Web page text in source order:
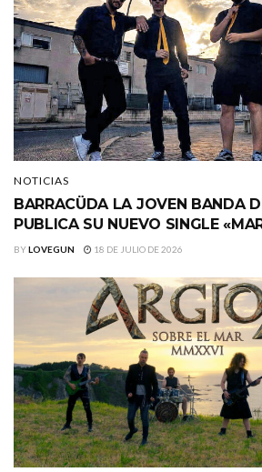
NOTICIAS
BARRACÜDA LA JOVEN BANDA
PUBLICA SU NUEVO SINGLE
BYLOVEGUN 18 DE JULIO DE 2026